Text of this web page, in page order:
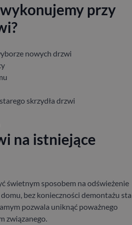
przy
nowych drzwi
skrzydła drzwi
na istniejące
świetnym sposobem na odświeżenie
bez konieczności demontażu
pozwala uniknąć poważnego
związanego.